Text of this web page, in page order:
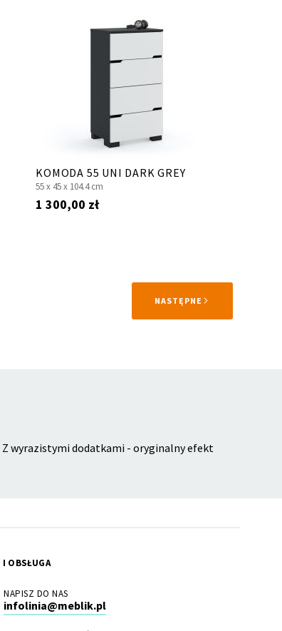
KOMODA 55 UNI DARK GREY
55 x 45 x 104.4 cm
1 300,00 zł
STRONA
NASTĘPNE
Z wyrazistymi dodatkami - oryginalny efekt
OBSŁUGA
NAPISZ DO NAS
infolinia@meblik.pl